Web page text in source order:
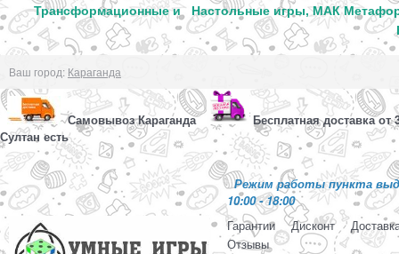
Трансформационные и Настольные игры, МАК
Ваш город: Караганда
Самовывоз Караганда
Бесплатная доставка от
Султан есть
Режим работы пункта
10:00 - 18:00
Гарантии
Дисконт
Отзывы